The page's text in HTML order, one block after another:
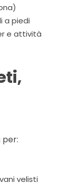
a piedi
e attività
per:
velisti